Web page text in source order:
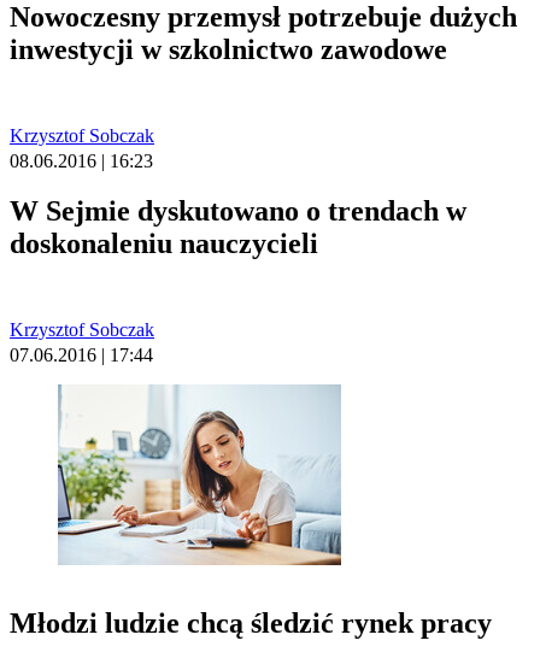
Nowoczesny przemysł potrzebuje dużych
inwestycji w szkolnictwo zawodowe
Krzysztof Sobczak
08.06.2016 | 16:23
W Sejmie dyskutowano o trendach w
doskonaleniu nauczycieli
Krzysztof Sobczak
07.06.2016 | 17:44
Młodzi ludzie chcą śledzić rynek pracy